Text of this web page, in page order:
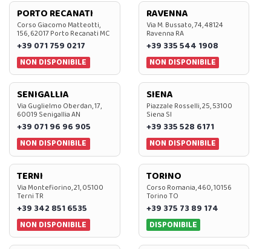
PORTO RECANATI
Corso Giacomo Matteotti,
156, 62017 Porto Recanati MC
+39 071 759 0217
NON DISPONIBILE
RAVENNA
Via M. Bussato, 74, 48124
Ravenna RA
+39 335 544 1908
NON DISPONIBILE
SENIGALLIA
Via Guglielmo Oberdan, 17,
60019 Senigallia AN
+39 071 96 96 905
NON DISPONIBILE
SIENA
Piazzale Rosselli, 25, 53100
Siena SI
+39 335 528 6171
NON DISPONIBILE
TERNI
Via Montefiorino, 21, 05100
Terni TR
+39 342 851 6535
NON DISPONIBILE
TORINO
Corso Romania, 460, 10156
Torino TO
+39 375 73 89 174
DISPONIBILE